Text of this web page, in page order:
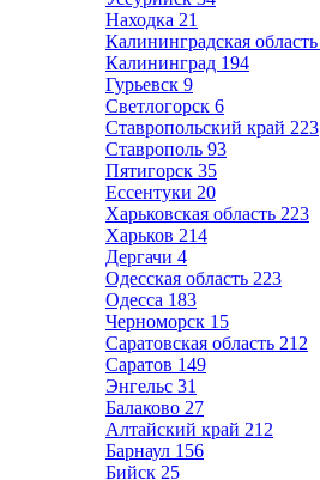
Находка 21
Калининградская область
Калининград 194
Гурьевск 9
Светлогорск 6
Ставропольский край 223
Ставрополь 93
Пятигорск 35
Ессентуки 20
Харьковская область 223
Харьков 214
Дергачи 4
Одесская область 223
Одесса 183
Черноморск 15
Саратовская область 212
Саратов 149
Энгельс 31
Балаково 27
Алтайский край 212
Барнаул 156
Бийск 25